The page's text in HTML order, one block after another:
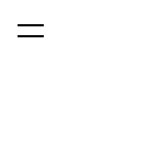
lisati ostukorvi.